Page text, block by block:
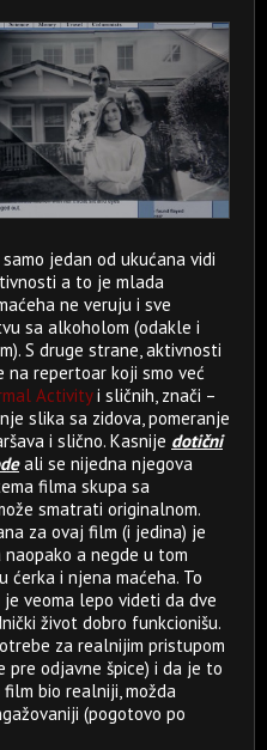
jedan od ukućana vidi
a to je mlada
ne veruju i sve
sa alkoholom (odakle i
S druge strane, aktivnosti
na repertoar koji smo već
Activityi sličnih, znači –
slika sa zidova, pomeranje
i slično. Kasnije dotični
ali se nijedna njegova
filma skupa sa
smatrati originalnom.
za ovaj film (i jedina) je
a negde u tom
ćerka i njena maćeha. To
veoma lepo videti da dve
život dobro funkcionišu.
za realnijim pristupom
odjavne špice) i da je to
bio realniji, možda
(pogotovo po